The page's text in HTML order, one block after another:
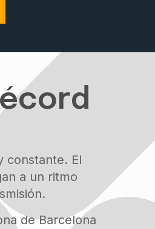
constante. El
a un ritmo
de Barcelona